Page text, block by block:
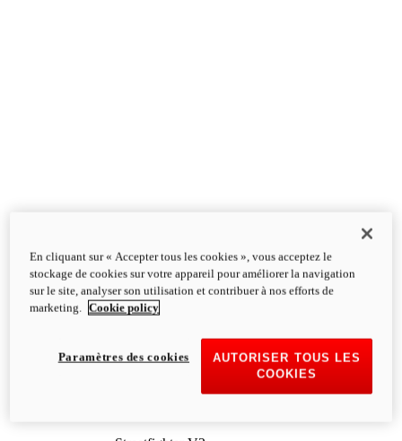
En cliquant sur « Accepter tous les cookies », vous acceptez le
stockage de cookies sur votre appareil pour améliorer la navigation
sur le site, analyser son utilisation et contribuer à nos efforts de
marketing.
Cookie policy
AUTORISER TOUS LES
COOKIES
Paramètres des cookies